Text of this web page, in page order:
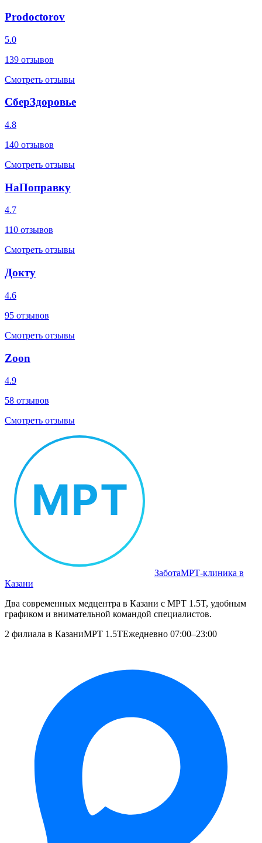
Prodoctorov
5.0
139 отзывов
Смотреть отзывы
СберЗдоровье
4.8
140 отзывов
Смотреть отзывы
НаПоправку
4.7
110 отзывов
Смотреть отзывы
Докту
4.6
95 отзывов
Смотреть отзывы
Zoon
4.9
58 отзывов
Смотреть отзывы
ЗаботаМРТ‑клиника в
Казани
Два современных медцентра в Казани с МРТ 1.5T, удобным
графиком и внимательной командой специалистов.
2 филиала в КазаниМРТ 1.5TЕжедневно 07:00–23:00